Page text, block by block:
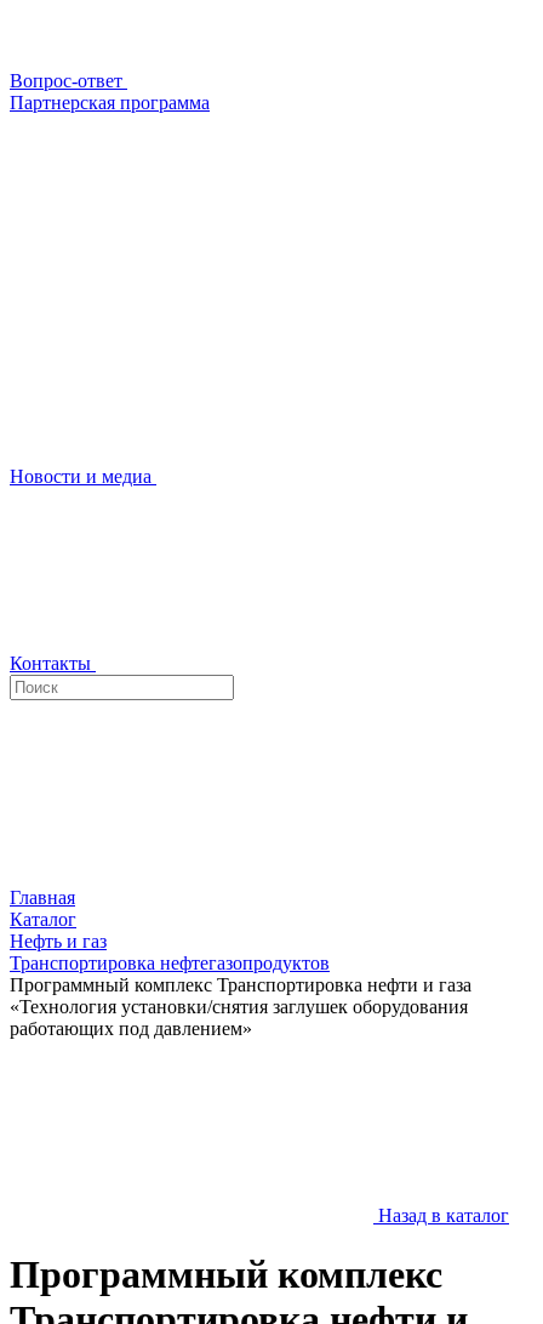
Вопрос-ответ
Партнерская программа
Новости и медиа
Контакты
Главная
Каталог
Нефть и газ
Транспортировка нефтегазопродуктов
Программный комплекс Транспортировка нефти и газа
«Технология установки/снятия заглушек оборудования
работающих под давлением»
Назад в каталог
Программный комплекс